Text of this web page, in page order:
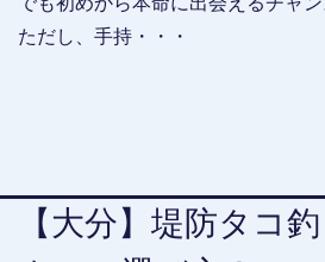
ただし、手持・・・
【大分】堤防タコ